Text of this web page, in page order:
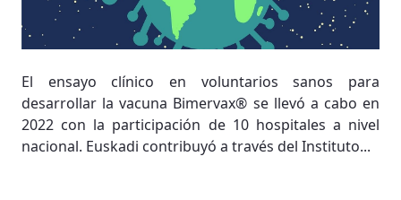
El ensayo clínico en voluntarios sanos para
desarrollar la vacuna Bimervax® se llevó a cabo en
2022 con la participación de 10 hospitales a nivel
nacional. Euskadi contribuyó a través del Instituto...